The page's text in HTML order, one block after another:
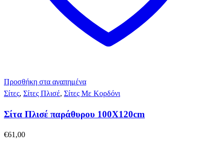
Προσθήκη στα αγαπημένα
Σίτες, Σίτες Πλισέ, Σίτες Με Κορδόνι
Σίτα Πλισέ παράθυρου 100Χ120cm
€61,00